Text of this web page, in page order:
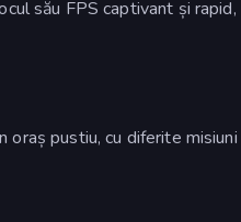
său FPS captivant și rapid,
pustiu, cu diferite misiuni